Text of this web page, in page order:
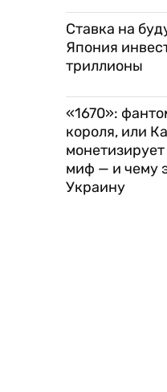
Ставка на
Япония
триллионы
«1670»:
короля, или
миф — и чему
Украину